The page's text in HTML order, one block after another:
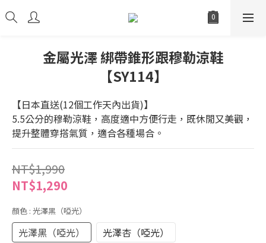
金屬光澤 綁帶錐形跟穆勒涼鞋
【SY114】
【日本直送(12個工作天內出貨)】
5.5公分的穆勒涼鞋，高度適中方便行走，既休閒又美觀，
提升整體穿搭氣質，適合各種場合。
NT$1,990
NT$1,290
顏色 : 光澤黑（啞光）
光澤黑（啞光）
光澤杏（啞光）